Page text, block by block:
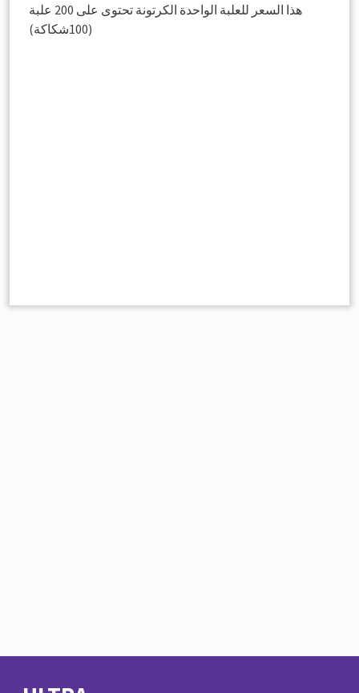
هذا السعر للعلبة الواحدة الكرتونة تحتوى على 200 علبة
(100شكاكة)